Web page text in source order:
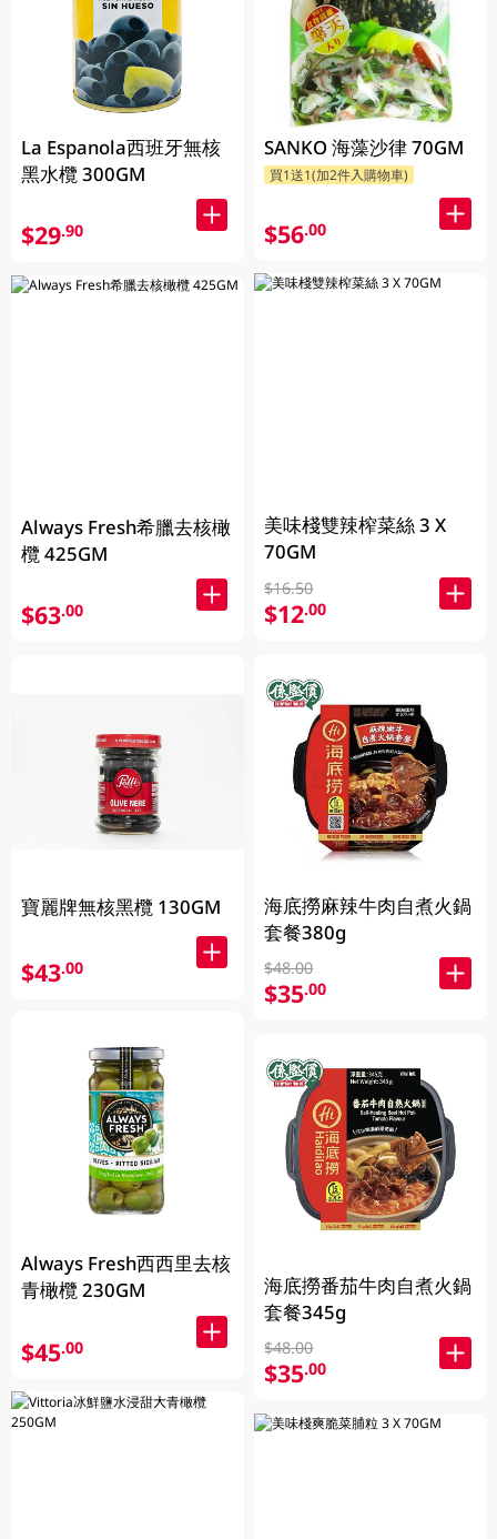
La Espanola西班牙無核
黑水欖 300GM
$29.90
Always Fresh希臘去核橄
欖 425GM
$63.00
寶麗牌無核黑欖 130GM
$43.00
Always Fresh西西里去核
青橄欖 230GM
$45.00
SANKO 海藻沙律 70GM
買1送1(加2件入購物車)
$56.00
美味棧雙辣榨菜絲 3 X
70GM
$16.50
$12.00
海底撈麻辣牛肉自煮火鍋
套餐380g
$48.00
$35.00
海底撈番茄牛肉自煮火鍋
套餐345g
$48.00
$35.00